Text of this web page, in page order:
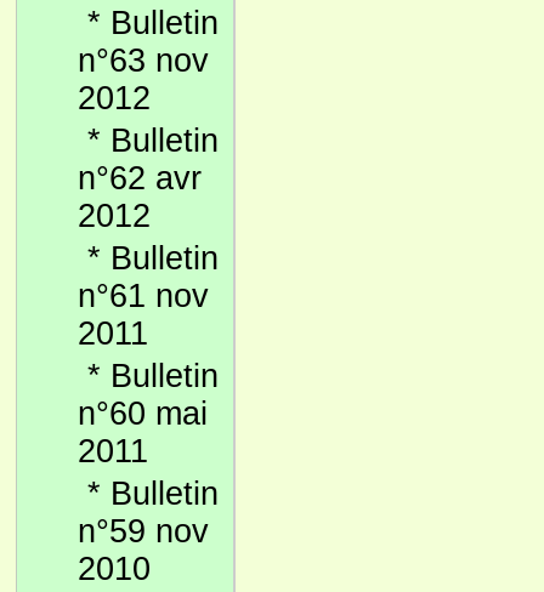
* Bulletin
n°63 nov
2012
* Bulletin
n°62 avr
2012
* Bulletin
n°61 nov
2011
* Bulletin
n°60 mai
2011
* Bulletin
n°59 nov
2010